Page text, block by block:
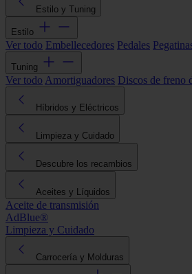
Estilo y Tuning
Estilo
Ver todo Embellecedores Pedales
Tuning
Ver todo Amortiguadores Discos de freno
Híbridos y Eléctricos
Limpieza y Cuidado
Descubre los recambios
Aceites y Líquidos
Aceite de transmisión
AdBlue®
Limpieza y Cuidado
Carrocería y Molduras